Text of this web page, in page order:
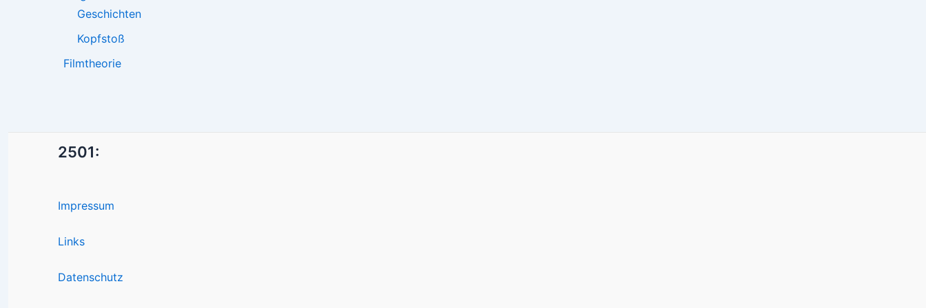
Geschichten
Kopfstoß
Filmtheorie
2501:
Impressum
Links
Datenschutz